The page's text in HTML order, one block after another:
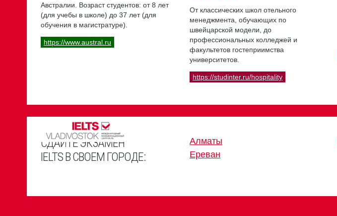
Австралии. Возраст студентов: от 8 лет
(для учебы в школе) до 37 лет (для
обучения в магистратуре).
https://www.austral.ru
От классических школ отельного
менеджмента, обучающих по
швейцарской модели, до
профессиональных колледжей и
факультетов гостеприимства
университетов.
https://studinter.ru/hospitality
СДАЙТЕ ЭКЗАМЕН
IELTS В СВОЕМ ГОРОДЕ:
Алматы
Ереван